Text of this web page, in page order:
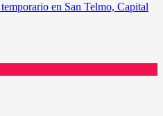
en San Telmo, Capital